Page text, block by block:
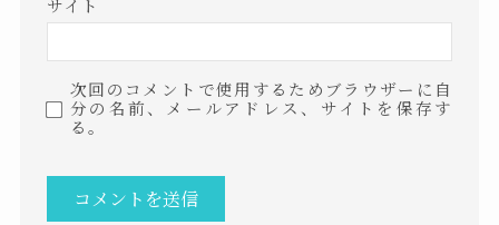
サイト
次回のコメントで使用するためブラウザーに自
分の名前、メールアドレス、サイトを保存す
る。